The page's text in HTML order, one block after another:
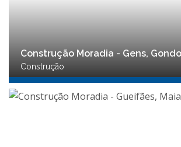
Construção Moradia - Gens,
Construção